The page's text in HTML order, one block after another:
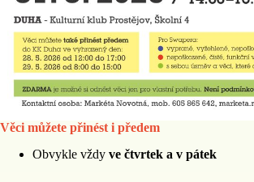
Věci můžete přinést i předem
Obvykle vždy ve čtvrtek a v pátek